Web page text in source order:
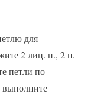
для
2 лиц. п., 2 п.
петли по
выполните